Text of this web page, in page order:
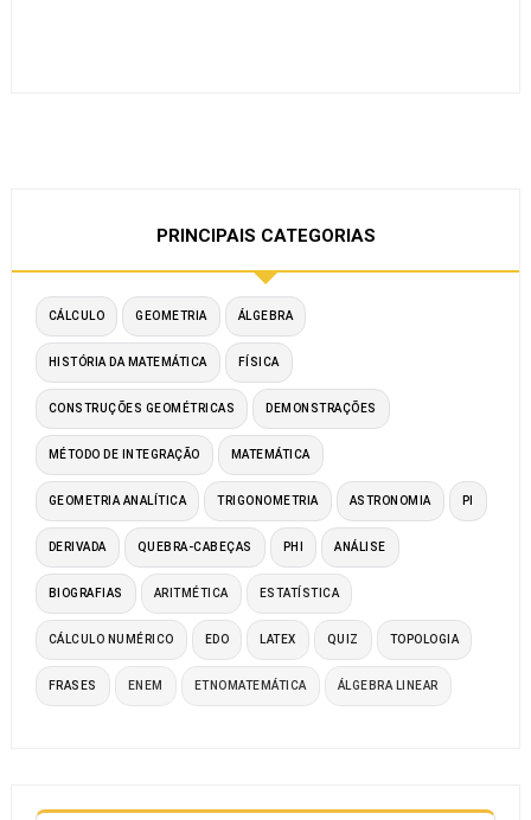
PRINCIPAIS CATEGORIAS
CÁLCULO GEOMETRIA ÁLGEBRA
HISTÓRIA DA MATEMÁTICA FÍSICA
CONSTRUÇÕES GEOMÉTRICAS DEMONSTRAÇÕES
MÉTODO DE INTEGRAÇÃO MATEMÁTICA
GEOMETRIA ANALÍTICA TRIGONOMETRIA ASTRONOMIA PI
DERIVADA QUEBRA-CABEÇAS PHI ANÁLISE
BIOGRAFIAS ARITMÉTICA ESTATÍSTICA
CÁLCULO NUMÉRICO EDO LATEX QUIZ TOPOLOGIA
FRASES ENEM ETNOMATEMÁTICA ÁLGEBRA LINEAR